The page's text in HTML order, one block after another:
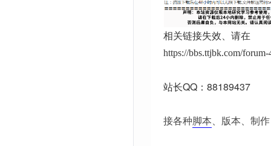
相关链接失效、请在
https://bbs.ttjbk.com/
站长QQ：88189437
接各种脚本、版本、制